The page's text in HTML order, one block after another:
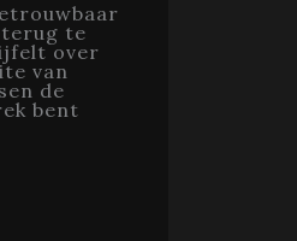
te
over
van
de
bent